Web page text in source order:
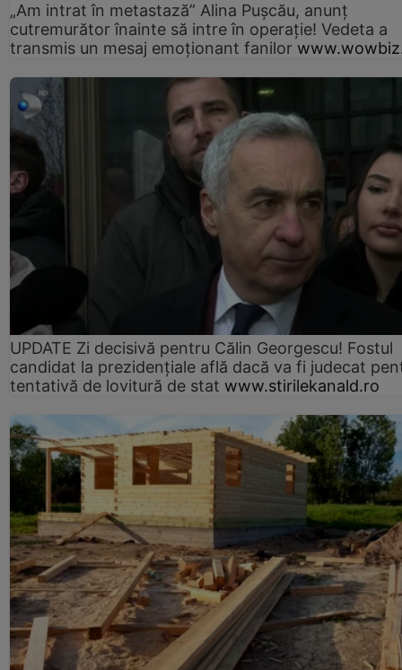
„Am intrat în metastază” Alina Pușcău, anunț
cutremurător înainte să intre în operație! Vedeta a
transmis un mesaj emoționant fanilor
UPDATE Zi decisivă pentru Călin Georgescu! Fostul
candidat la prezidențiale află dacă va fi judecat
tentativă de lovitură de stat www.stirilekanald.ro